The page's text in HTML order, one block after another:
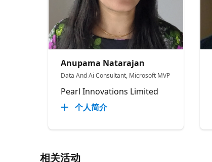
Anupama Natarajan
Data And Ai Consultant, Microsoft MVP
Pearl Innovations Limited
个人简介
相关活动